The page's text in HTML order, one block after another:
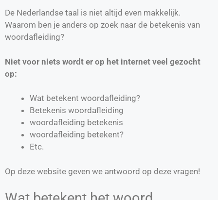
De Nederlandse taal is niet altijd even makkelijk.
Waarom ben je anders op zoek naar de betekenis van
woordafleiding?
Niet voor niets wordt er op het internet veel gezocht
op:
Wat betekent woordafleiding?
Betekenis woordafleiding
woordafleiding betekenis
woordafleiding betekent?
Etc.
Op deze website geven we antwoord op deze vragen!